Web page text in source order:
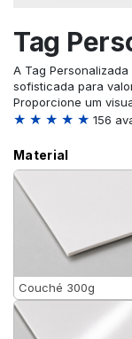
Tag
A Tag
sofisticada para
Proporcione um
★ ★ ★ ★ ★ 156
Material
Couché 300g